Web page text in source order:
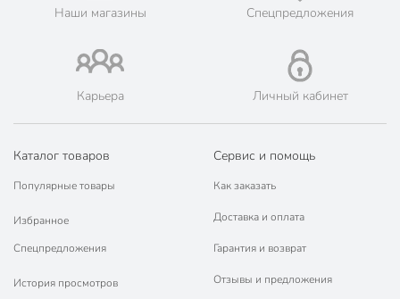
Наши магазины Спецпредложения
Карьера Личный кабинет
Каталог товаров
Популярные товары
Избранное
Спецпредложения
История просмотров
Сервис и помощь
Как заказать
Доставка и оплата
Гарантия и возврат
Отзывы и предложения